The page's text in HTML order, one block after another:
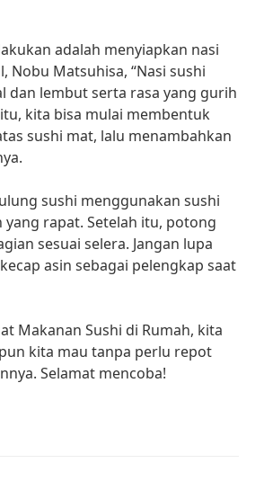
adalah menyiapkan nasi
Matsuhisa, “Nasi sushi
dan lembut serta rasa yang gurih
kita bisa mulai membentuk
sushi mat, lalu menambahkan
sushi menggunakan sushi
rapat. Setelah itu, potong
sesuai selera. Jangan lupa
asin sebagai pelengkap saat
Makanan Sushi di Rumah, kita
kita mau tanpa perlu repot
Selamat mencoba!